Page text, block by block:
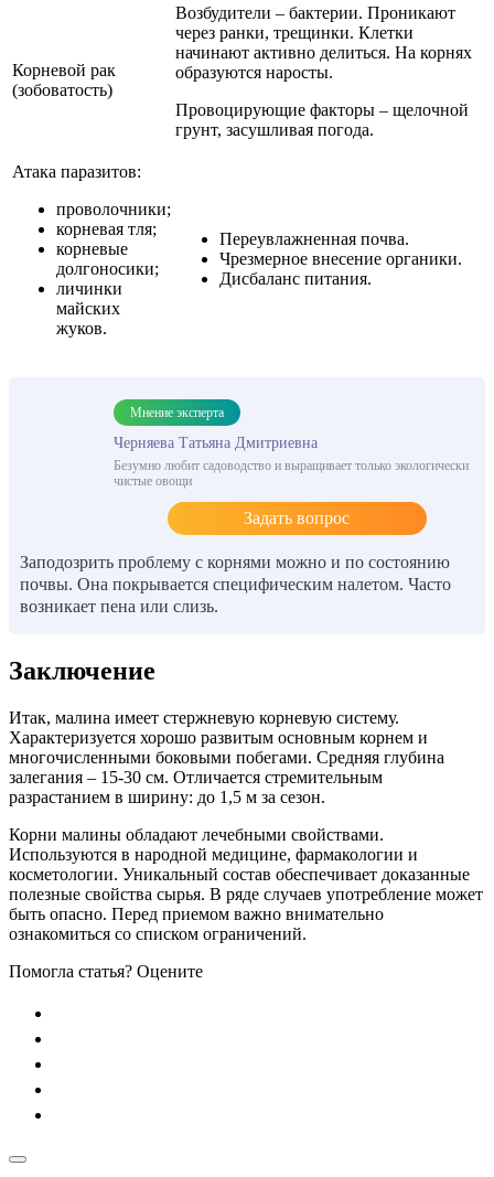
Корневой рак
(зобоватость)
Возбудители – бактерии. Проникают
через ранки, трещинки. Клетки
начинают активно делиться. На корнях
образуются наросты.
Провоцирующие факторы – щелочной
грунт, засушливая погода.
Атака паразитов:
проволочники;
корневая тля;
корневые
долгоносики;
личинки
майских
жуков.
Переувлажненная почва.
Чрезмерное внесение органики.
Дисбаланс питания.
Мнение эксперта
Черняева Татьяна Дмитриевна
Безумно любит садоводство и выращивает только экологически
чистые овощи
Задать вопрос
Заподозрить проблему с корнями можно и по состоянию
почвы. Она покрывается специфическим налетом. Часто
возникает пена или слизь.
Заключение
Итак, малина имеет стержневую корневую систему.
Характеризуется хорошо развитым основным корнем и
многочисленными боковыми побегами. Средняя глубина
залегания – 15-30 см. Отличается стремительным
разрастанием в ширину: до 1,5 м за сезон.
Корни малины обладают лечебными свойствами.
Используются в народной медицине, фармакологии и
косметологии. Уникальный состав обеспечивает доказанные
полезные свойства сырья. В ряде случаев употребление может
быть опасно. Перед приемом важно внимательно
ознакомиться со списком ограничений.
Помогла статья? Оцените